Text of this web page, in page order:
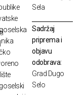
Sela
Sadržaj
priprema i
objavu
odobrava:
Grad Dugo
Selo